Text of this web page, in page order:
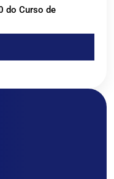
do Curso de